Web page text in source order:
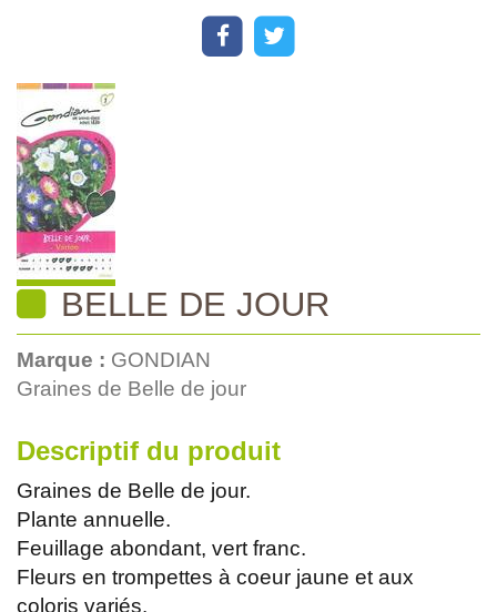
BELLE DE JOUR
Marque : GONDIAN
Graines de Belle de jour
Descriptif du produit
Graines de Belle de jour.
Plante annuelle.
Feuillage abondant, vert franc.
Fleurs en trompettes à coeur jaune et aux
coloris variés.